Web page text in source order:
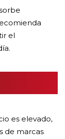
el
es elevado,
de marcas